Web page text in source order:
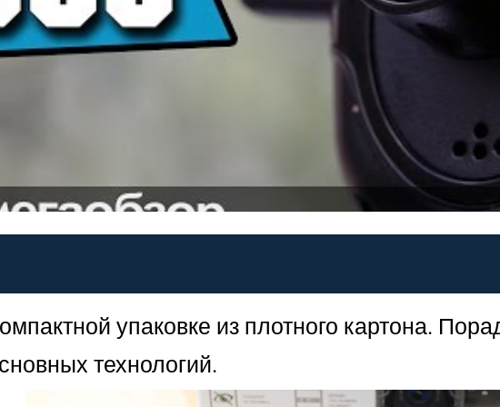
упаковке из плотного картона.
технологий.